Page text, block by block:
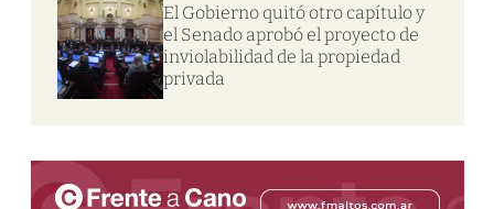
El Gobierno quitó otro capítulo y
el Senado aprobó el proyecto de
inviolabilidad de la propiedad
privada